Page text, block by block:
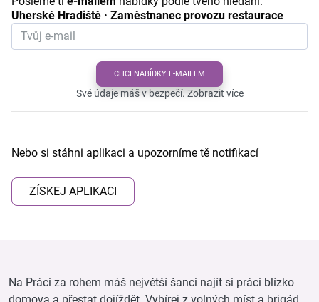
Uherské Hradiště · Zaměstnanec provozu restaurace
CHCI NABÍDKY E-MAILEM
Své údaje máš v bezpečí.Zobrazit více
Nebo si stáhni aplikaci a upozorníme tě notifikací
ZÍSKEJ APLIKACI
Na Práci za rohem máš největší šanci najít si práci blízko
domova a přestat dojíždět. Vybírej z volných míst a brigád